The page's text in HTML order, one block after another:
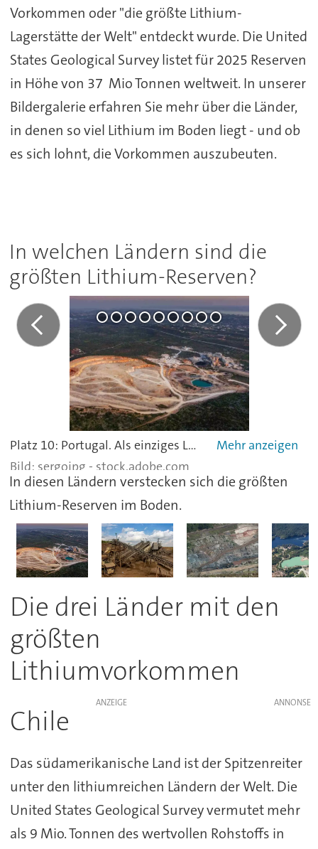
Vorkommen oder "die größte Lithium-
Lagerstätte der Welt" entdeckt wurde. Die United
States Geological Survey listet für 2025 Reserven
in Höhe von 37 Mio Tonnen weltweit. In unserer
Bildergalerie erfahren Sie mehr über die Länder,
in denen so viel Lithium im Boden liegt - und ob
es sich lohnt, die Vorkommen auszubeuten.
In welchen Ländern sind die
größten Lithium-Reserven?
Platz 10: Portugal. Als einziges Land Europas schafft es Portugal in die Liste der Länder mit den größten Lithiumreserven. Auf 60.000 Tonnen schätzen die Geologen der United States Geological Survey die Vorkommen im südwestlichsten Teil Europas. Bislang gibt es vor Ort noch viele Widerstände gegen den Abbau. In der Region Covas do Barroso wurde 2023 ein 25 Hektar großes Gebiet für den Abbau von Lithium freigegeben. Die Mine befindet sich nahe der Grenze zum spanischen Galizien.
sergojpg - stock.adobe.com
In diesen Ländern verstecken sich die größten
Lithium-Reserven im Boden.
Die drei Länder mit den
größten
Lithiumvorkommen
ANZEIGE
Chile
Das südamerikanische Land ist der Spitzenreiter
unter den lithiumreichen Ländern der Welt. Die
United States Geological Survey vermutet mehr
als 9 Mio. Tonnen des wertvollen Rohstoffs in